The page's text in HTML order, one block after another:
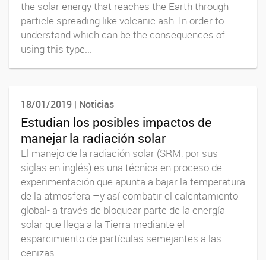
the solar energy that reaches the Earth through
particle spreading like volcanic ash. In order to
understand which can be the consequences of
using this type...
18/01/2019 | Noticias
Estudian los posibles impactos de
manejar la radiación solar
El manejo de la radiación solar (SRM, por sus
siglas en inglés) es una técnica en proceso de
experimentación que apunta a bajar la temperatura
de la atmosfera –y así combatir el calentamiento
global- a través de bloquear parte de la energía
solar que llega a la Tierra mediante el
esparcimiento de partículas semejantes a las
cenizas...